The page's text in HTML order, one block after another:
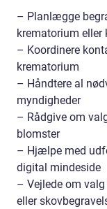
– Planlægge
krematorium eller
– Koordinere
krematorium
– Håndtere al
myndigheder
– Rådgive om
blomster
– Hjælpe med
digital mindeside
– Vejlede om
eller